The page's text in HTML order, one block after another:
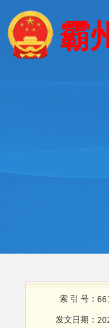
霸
索 引 号：
发文日期：